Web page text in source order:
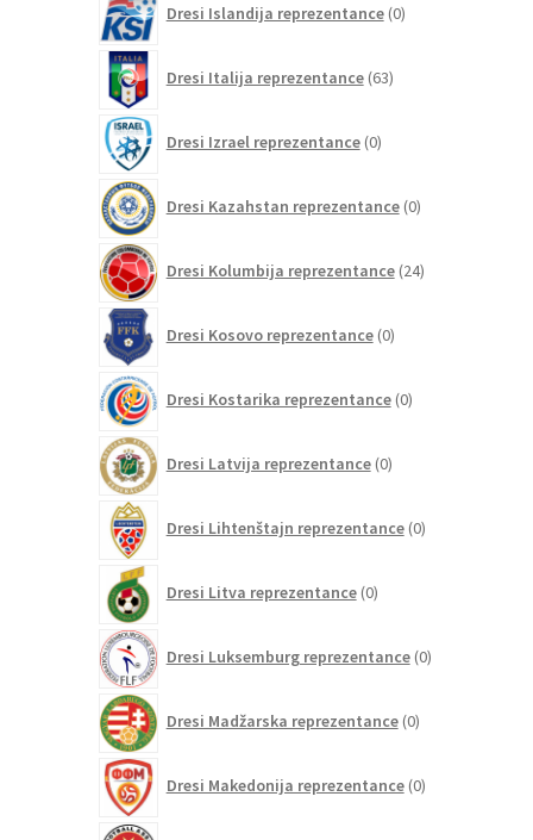
Dresi Islandija reprezentance 0izdelkov
Dresi Italija reprezentance 63izdelkov
Dresi Izrael reprezentance 0izdelkov
Dresi Kazahstan reprezentance 0izdelkov
Dresi Kolumbija reprezentance 24izdelkov
Dresi Kosovo reprezentance 0izdelkov
Dresi Kostarika reprezentance 0izdelkov
Dresi Latvija reprezentance 0izdelkov
Dresi Lihtenštajn reprezentance 0izdelkov
Dresi Litva reprezentance 0izdelkov
Dresi Luksemburg reprezentance 0izdelkov
Dresi Madžarska reprezentance 0izdelkov
Dresi Makedonija reprezentance 0izdelkov